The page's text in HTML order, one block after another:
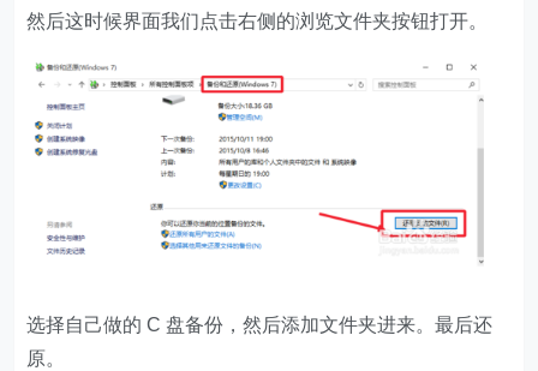
然后这时候界面我们点击右侧的浏览文件夹按钮打开。
选择自己做的 C 盘备份，然后添加文件夹进来。最后还
原。